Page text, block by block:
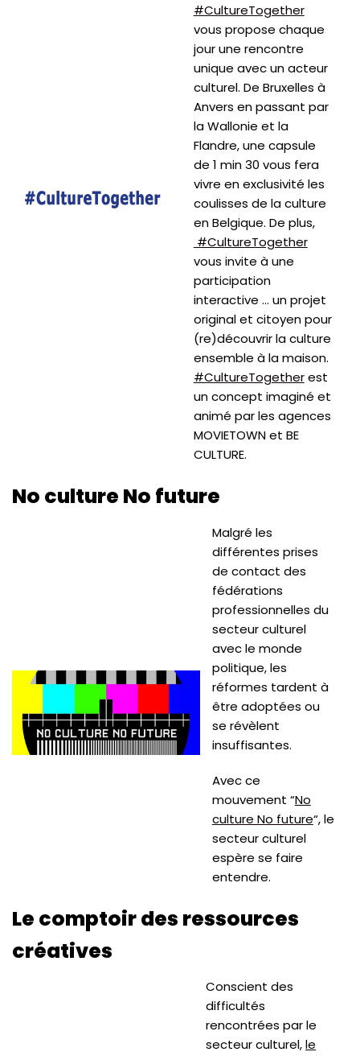
#CultureTogether
vous propose chaque
jour une rencontre
unique avec un acteur
culturel. De Bruxelles à
Anvers en passant par
la Wallonie et la
Flandre, une capsule
de 1 min 30 vous fera
vivre en exclusivité les
coulisses de la culture
en Belgique. De plus,
#CultureTogether
vous invite à une
participation
interactive … un projet
original et citoyen pour
(re)découvrir la culture
ensemble à la maison.
#CultureTogetherest
un concept imaginé et
animé par les agences
MOVIETOWN et BE
CULTURE.
No culture No future
Malgré les
différentes prises
de contact des
fédérations
professionnelles du
secteur culturel
avec le monde
politique, les
réformes tardent à
être adoptées ou
se révèlent
insuffisantes.
Avec ce
mouvement “No
culture No future“, le
secteur culturel
espère se faire
entendre.
Le comptoir des ressources
créatives
Conscient des
difficultés
rencontrées par le
secteur culturel,le